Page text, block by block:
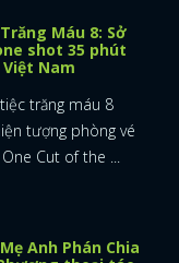
Máu 8: Sở
shot 35 phút
Nam
trăng máu 8
tượng phòng vé
Cut of the ...
Anh Phán Chia